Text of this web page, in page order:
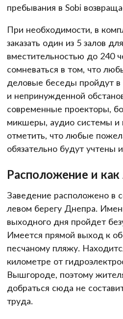
пребывания в Sobi
При необходимости, в
заказать один из 5 залов
вместительностью до 240
сомневаться в том, что
деловые беседы пройдут в
и непринужденной
современные проекторы,
микшеры, аудио системы
отметить, что любые
обязательно будут учтены
Расположение и
Заведение расположено в
левом берегу Днепра.
выходного дня пройдет
Имеется прямой выход к
песчаному пляжу.
километре от
Вышгороде, поэтому
добраться сюда не
труда.